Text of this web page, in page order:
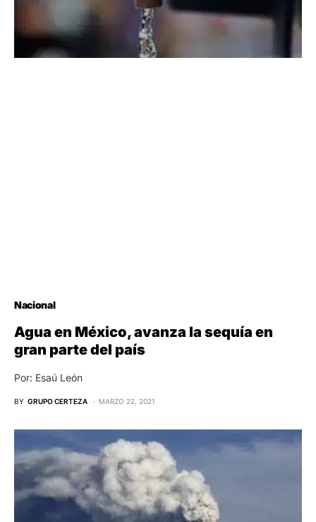
Nacional
Agua en México, avanza la sequía en
gran parte del país
Por: Esaú León
BY GRUPO CERTEZA MARZO 22, 2021